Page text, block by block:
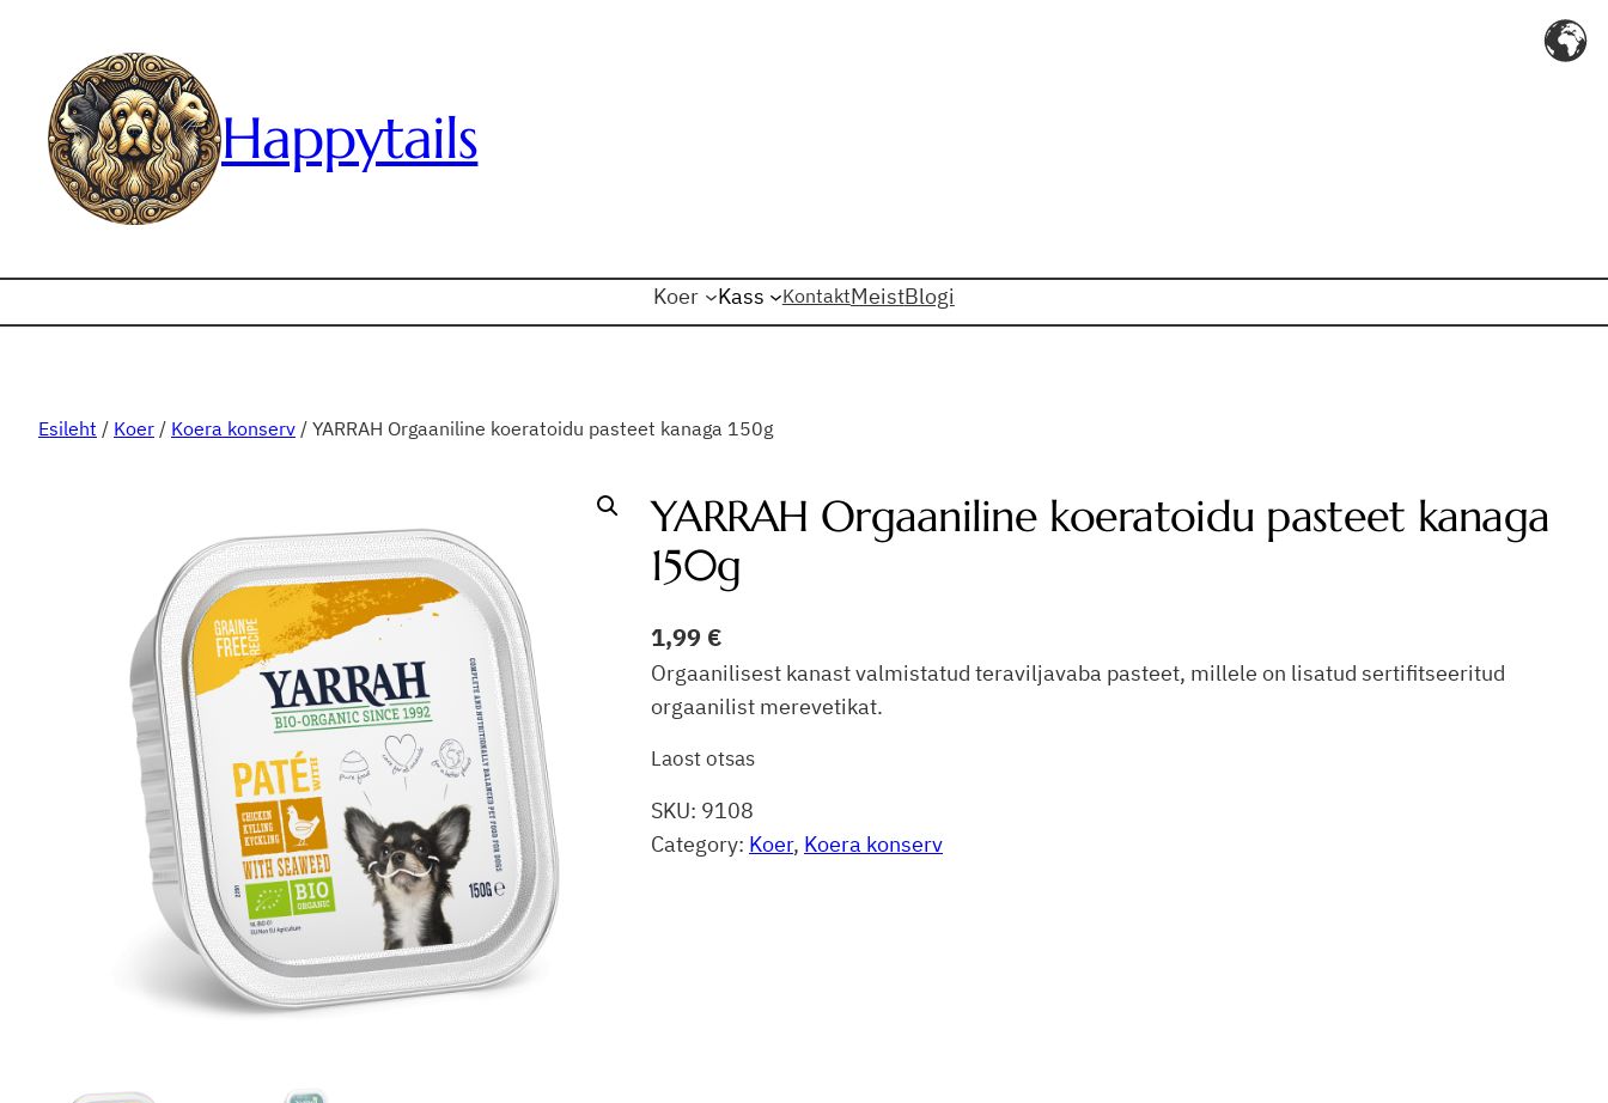
Happytails
Koer Kass KontaktMeistBlogi
Esileht / Koer / Koera konserv / YARRAH Orgaaniline koeratoidu pasteet kanaga 150g
YARRAH Orgaaniline koeratoidu pasteet kanaga
150g
1,99 €
Orgaanilisest kanast valmistatud teraviljavaba pasteet, millele on lisatud sertifitseeritud
orgaanilist merevetikat.
Laost otsas
SKU: 9108
Category: Koer, Koera konserv